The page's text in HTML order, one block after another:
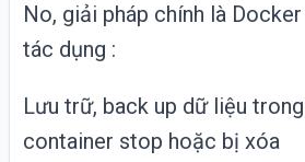
No, giải pháp chính là
tác dụng :
Lưu trữ, back up dữ liệu
container stop hoặc bị xóa